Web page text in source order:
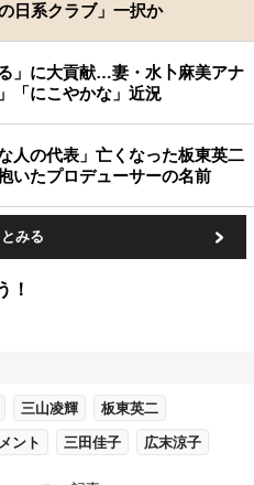
日系クラブ」一択か
」に大貢献…妻・水卜麻美アナ
「にこやかな」近況
人の代表」亡くなった板東英二
いたプロデューサーの名前
みる
！
三山凌輝 板東英二
ント 三田佳子 広末涼子